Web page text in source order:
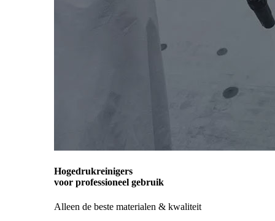
Hogedrukreinigers
voor professioneel gebruik
Alleen de beste materialen & kwaliteit